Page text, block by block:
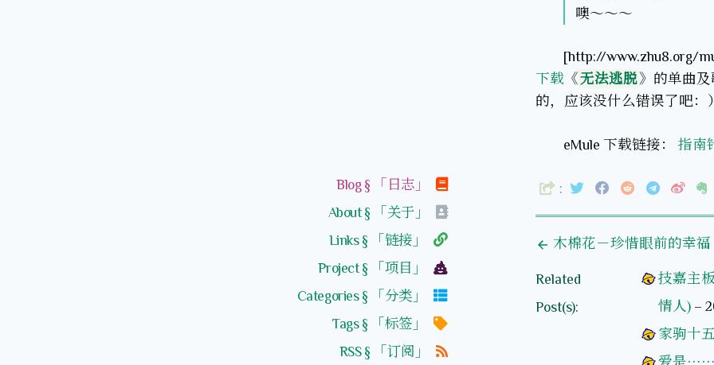
噢～～～
[http://www.zhu8.org/
下载 《 无法逃脱》的单曲
的，应该没什么错误了吧：）
eMule 下载链接：指南
Blog § 「日志」
About § 「关于」
Links § 「链接」
Project § 「项目」
Categories § 「分类」
Tags § 「标签」
RSS § 「订阅」
:
木棉花－珍惜眼前的幸福
Related
Post(s):
技嘉主
情人) –
家驹十
爱是